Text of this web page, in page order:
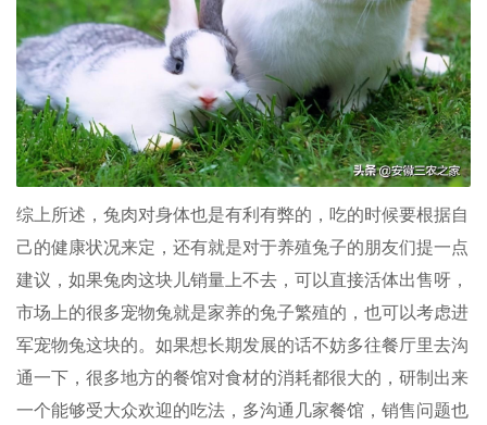
综上所述，兔肉对身体也是有利有弊的，吃的时候要根据自
己的健康状况来定，还有就是对于养殖兔子的朋友们提一点
建议，如果兔肉这块儿销量上不去，可以直接活体出售呀，
市场上的很多宠物兔就是家养的兔子繁殖的，也可以考虑进
军宠物兔这块的。如果想长期发展的话不妨多往餐厅里去沟
通一下，很多地方的餐馆对食材的消耗都很大的，研制出来
一个能够受大众欢迎的吃法，多沟通几家餐馆，销售问题也